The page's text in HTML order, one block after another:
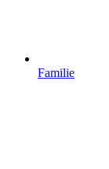
Familie